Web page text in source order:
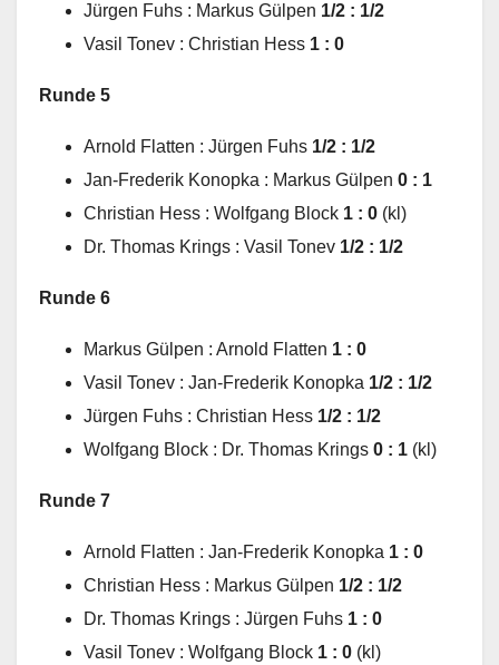
Jürgen Fuhs : Markus Gülpen 1/2 : 1/2
Vasil Tonev : Christian Hess 1 : 0
Runde 5
Arnold Flatten : Jürgen Fuhs 1/2 : 1/2
Jan-Frederik Konopka : Markus Gülpen 0 : 1
Christian Hess : Wolfgang Block 1 : 0 (kl)
Dr. Thomas Krings : Vasil Tonev 1/2 : 1/2
Runde 6
Markus Gülpen : Arnold Flatten 1 : 0
Vasil Tonev : Jan-Frederik Konopka 1/2 : 1/2
Jürgen Fuhs : Christian Hess 1/2 : 1/2
Wolfgang Block : Dr. Thomas Krings 0 : 1 (kl)
Runde 7
Arnold Flatten : Jan-Frederik Konopka 1 : 0
Christian Hess : Markus Gülpen 1/2 : 1/2
Dr. Thomas Krings : Jürgen Fuhs 1 : 0
Vasil Tonev : Wolfgang Block 1 : 0 (kl)